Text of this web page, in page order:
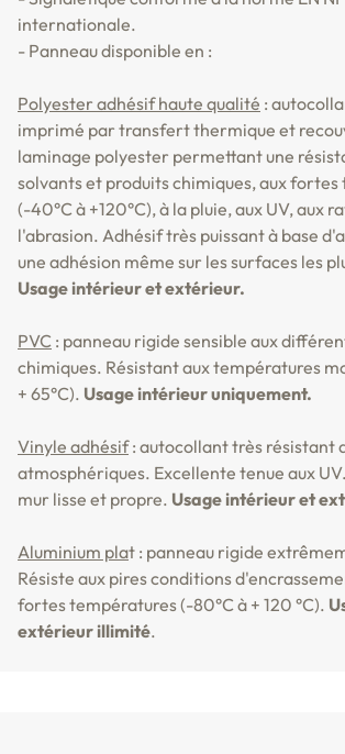
internationale.
- Panneau disponible en :
Polyester adhésif haute qualité :
imprimé par transfert thermique et
laminage polyester permettant une
solvants et produits chimiques, aux
(-40°C à +120°C), à la pluie, aux UV, aux
l'abrasion. Adhésif très puissant à base
une adhésion même sur les surfaces les
Usage intérieur et extérieur.
PVC : panneau rigide sensible aux
chimiques. Résistant aux températures
+ 65°C). Usage intérieur uniquement.
Vinyle adhésif: autocollant très résistant
atmosphériques. Excellente tenue aux
mur lisse et propre. Usage intérieur et
Aluminium plat : panneau rigide
Résiste aux pires conditions
fortes températures (-80°C à + 120 °C).
extérieur illimité.